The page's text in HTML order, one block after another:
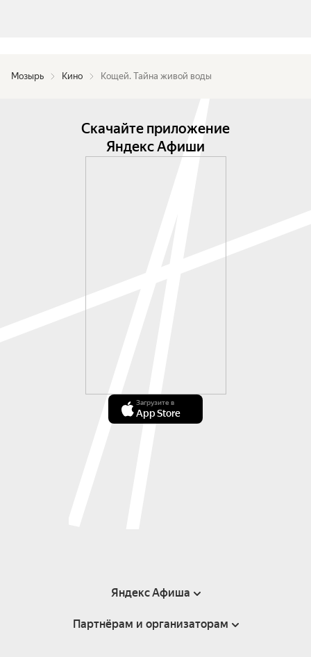
Мозырь Кино Кощей. Тайна живой воды
Скачайте приложение
Яндекс Афиши
Загрузите в
App Store
Яндекс Афиша
Справка
Партнёрам и организаторам